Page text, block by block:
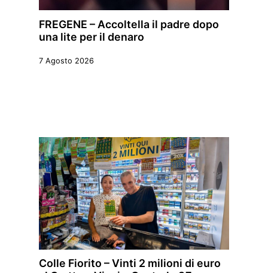
FREGENE – Accoltella il padre dopo
una lite per il denaro
7 Agosto 2026
Colle Fiorito – Vinti 2 milioni di euro